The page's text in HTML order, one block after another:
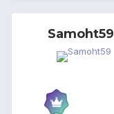
Samoht59